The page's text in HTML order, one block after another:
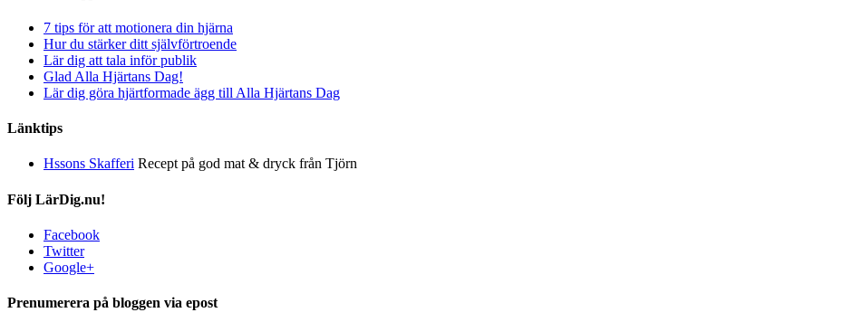
7 tips för att motionera din hjärna
Hur du stärker ditt självförtroende
Lär dig att tala inför publik
Glad Alla Hjärtans Dag!
Lär dig göra hjärtformade ägg till Alla Hjärtans Dag
Länktips
Hssons Skafferi Recept på god mat & dryck från Tjörn
Följ LärDig.nu!
Facebook
Twitter
Google+
Prenumerera på bloggen via epost